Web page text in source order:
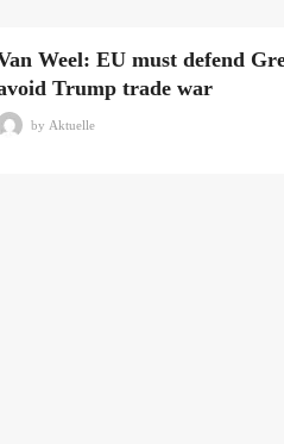
Weel: EU must defend
Trump trade war
by Aktuelle